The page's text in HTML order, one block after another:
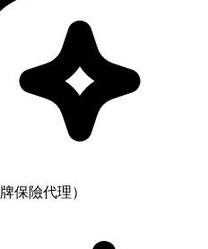
保險代理）